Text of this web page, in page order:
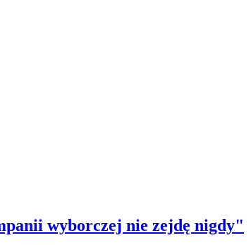
wyborczej nie zejdę nigdy"